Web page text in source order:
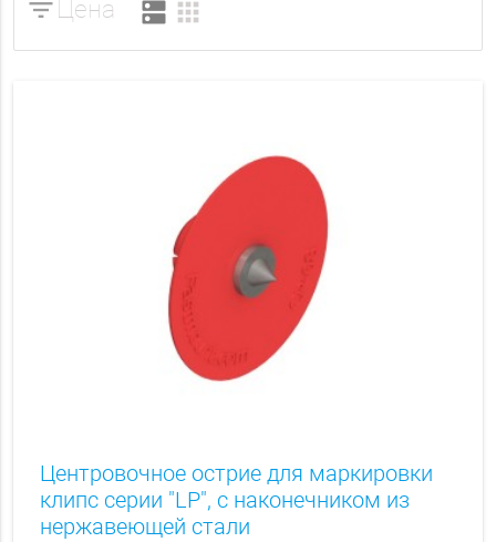
filter_list Цена dns apps
Центровочное острие для маркировки
клипс серии "LP", с наконечником из
нержавеющей стали